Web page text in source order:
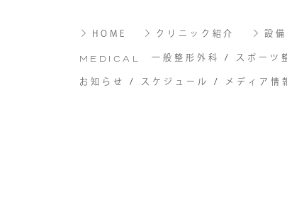
HOME クリニック紹介 設
MEDICAL 一般整形外科 スポーツ
お知らせ スケジュール メディア情